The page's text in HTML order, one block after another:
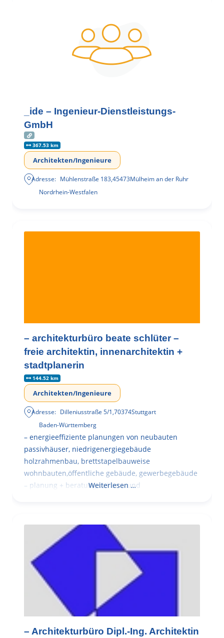
_ide – Ingenieur-Dienstleistungs-
GmbH
367.53 km
Architekten/Ingenieure
Adresse: Mühlenstraße 183,45473Mülheim an der Ruhr
Nordrhein-Westfalen
– architekturbüro beate schlüter –
freie architektin, innenarchitektin +
stadtplanerin
144.52 km
Architekten/Ingenieure
Adresse: Dilleniusstraße 5/1,70374Stuttgart
Baden-Württemberg
– energieeffiziente planungen von neubauten
passivhäuser, niedrigenergiegebäude
holzrahmenbau, brettstapelbauweise
wohnbauten,öffentliche gebäude, gewerbegebäude
– planung + beratung bei an – und
Weiterlesen …
– Architekturbüro Dipl.-Ing. Architektin